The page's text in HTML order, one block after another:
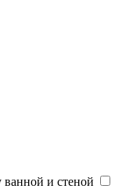
и стеной